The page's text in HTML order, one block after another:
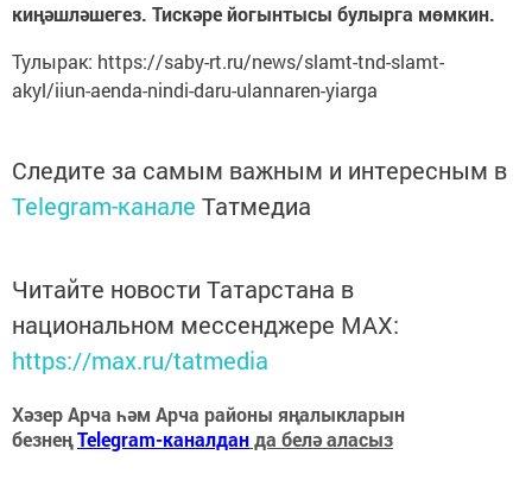
киңәшләшегез. Тискәре йогынтысы булырга мөмкин.
Тулырак: https://saby-rt.ru/news/slamt-tnd-slamt-
akyl/iiun-aenda-nindi-daru-ulannaren-yiarga
Следите за самым важным и интересным в
Telegram-канале Татмедиа
Читайте новости Татарстана в
национальном мессенджере MАХ:
https://max.ru/tatmedia
Хәзер Арча һәм Арча районы яңалыкларын
безнеңTelegram-каналданда белә аласыз